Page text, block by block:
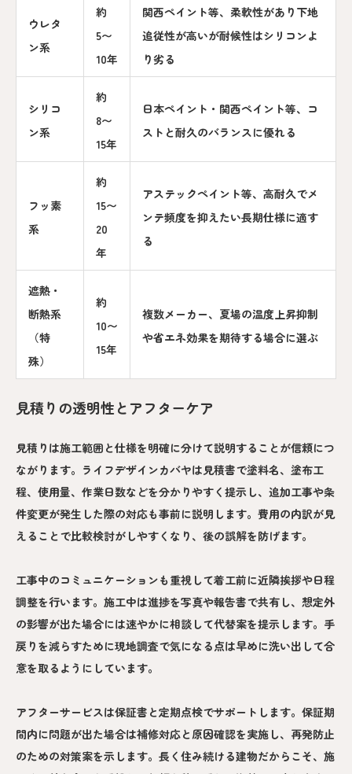
ウレタ
ン系
約
5〜
10年
関西ペイント等、柔軟性があり下地
追従性が高いが耐候性はシリコンよ
り劣る
シリコ
ン系
約
8〜
15年
日本ペイント・関西ペイント等、コ
ストと耐久のバランスに優れる
フッ素
系
約
15〜
20
年
アステックペイント等、高耐久でメ
ンテ頻度を抑えたい長期仕様に適す
る
遮熱・
断熱系
（特
殊）
約
10〜
15年
複数メーカー、夏場の温度上昇抑制
や省エネ効果を期待する場合に選ぶ
見積りの透明性とアフターケア
見積りは施工範囲と仕様を明確に分けて説明することが信頼につ
ながります。ライフデザインカバヤは見積書で塗料名、塗布工
程、使用量、作業日数などを分かりやすく提示し、追加工事や条
件変更が発生した際の対応も事前に説明します。費用の内訳が見
えることで比較検討がしやすくなり、後の誤解を防げます。
工事中のコミュニケーションも重視して着工前に近隣挨拶や日程
調整を行います。施工中は進捗を写真や報告書で共有し、想定外
の影響が出た場合には速やかに相談して代替案を提示します。手
戻りを減らすために現地調査で気になる点は早めに洗い出して合
意を取るようにしています。
アフターサービスは保証書と定期点検でサポートします。保証期
間内に問題が出た場合は補修対応と原因確認を実施し、再発防止
のための対策案を示します。長く住み続ける建物だからこそ、施